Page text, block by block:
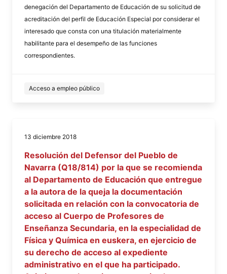
denegación del Departamento de Educación de su solicitud de
acreditación del perfil de Educación Especial por considerar el
interesado que consta con una titulación materialmente
habilitante para el desempeño de las funciones
correspondientes.
Acceso a empleo público
13 diciembre 2018
Resolución del Defensor del Pueblo de
Navarra (Q18/814) por la que se recomienda
al Departamento de Educación que entregue
a la autora de la queja la documentación
solicitada en relación con la convocatoria de
acceso al Cuerpo de Profesores de
Enseñanza Secundaria, en la especialidad de
Física y Química en euskera, en ejercicio de
su derecho de acceso al expediente
administrativo en el que ha participado.